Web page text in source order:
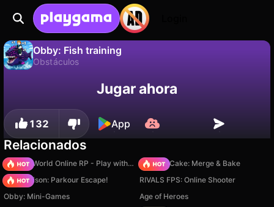
Obby: Fish training
Obstáculos
¡Guarda el progreso!Jugar ahora
132 App
Relacionados
Sprunki World Online RP - Play with Friends!
Piece of Cake: Merge & Bake
Barry Prison: Parkour Escape!
RIVALS FPS: Online Shooter
Obby: Mini-Games
Age of Heroes